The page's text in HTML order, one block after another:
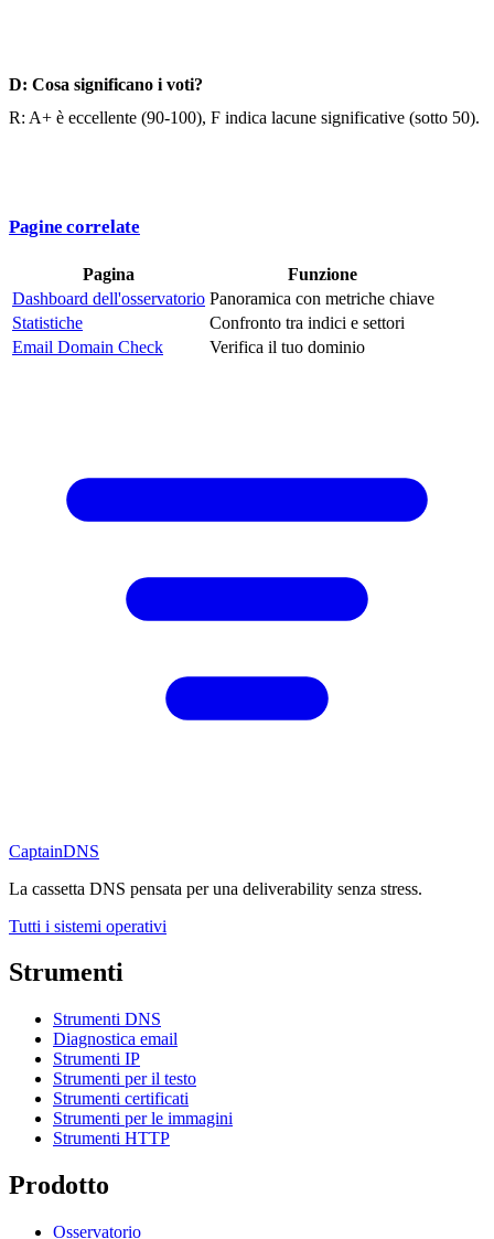
D: Cosa significano i voti?
R: A+ è eccellente (90-100), F indica lacune significative (sotto 50).
Pagine correlate
Pagina
Funzione
Dashboard dell'osservatorio Panoramica con metriche chiave
Statistiche
Confronto tra indici e settori
Email Domain Check
Verifica il tuo dominio
CaptainDNS
La cassetta DNS pensata per una deliverability senza stress.
Tutti i sistemi operativi
Strumenti
Strumenti DNS
Diagnostica email
Strumenti IP
Strumenti per il testo
Strumenti certificati
Strumenti per le immagini
Strumenti HTTP
Prodotto
Osservatorio